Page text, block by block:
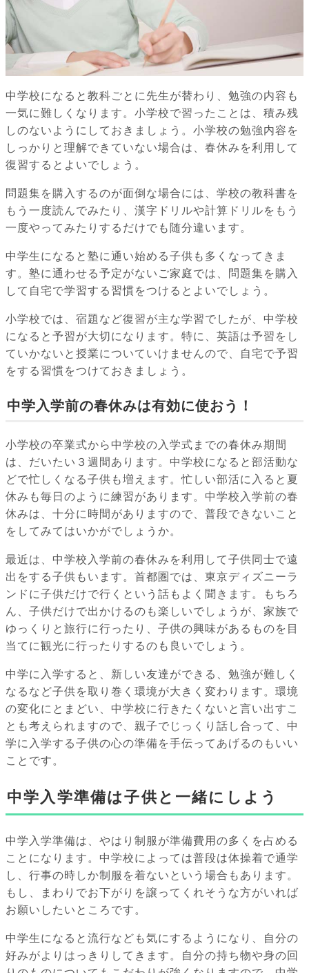
中学校になると教科ごとに先生が替わり、勉強の内容も
一気に難しくなります。小学校で習ったことは、積み残
しのないようにしておきましょう。小学校の勉強内容を
しっかりと理解できていない場合は、春休みを利用して
復習するとよいでしょう。
問題集を購入するのが面倒な場合には、学校の教科書を
もう一度読んでみたり、漢字ドリルや計算ドリルをもう
一度やってみたりするだけでも随分違います。
中学生になると塾に通い始める子供も多くなってきま
す。塾に通わせる予定がないご家庭では、問題集を購入
して自宅で学習する習慣をつけるとよいでしょう。
小学校では、宿題など復習が主な学習でしたが、中学校
になると予習が大切になります。特に、英語は予習をし
ていかないと授業についていけませんので、自宅で予習
をする習慣をつけておきましょう。
中学入学前の春休みは有効に使おう！
小学校の卒業式から中学校の入学式までの春休み期間
は、だいたい３週間あります。中学校になると部活動な
どで忙しくなる子供も増えます。忙しい部活に入ると夏
休みも毎日のように練習があります。中学校入学前の春
休みは、十分に時間がありますので、普段できないこと
をしてみてはいかがでしょうか。
最近は、中学校入学前の春休みを利用して子供同士で遠
出をする子供もいます。首都圏では、東京ディズニーラ
ンドに子供だけで行くという話もよく聞きます。もちろ
ん、子供だけで出かけるのも楽しいでしょうが、家族で
ゆっくりと旅行に行ったり、子供の興味があるものを目
当てに観光に行ったりするのも良いでしょう。
中学に入学すると、新しい友達ができる、勉強が難しく
なるなど子供を取り巻く環境が大きく変わります。環境
の変化にとまどい、中学校に行きたくないと言い出すこ
とも考えられますので、親子でじっくり話し合って、中
学に入学する子供の心の準備を手伝ってあげるのもいい
ことです。
中学入学準備は子供と一緒にしよう
中学入学準備は、やはり制服が準備費用の多くを占める
ことになります。中学校によっては普段は体操着で通学
し、行事の時しか制服を着ないという場合もあります。
もし、まわりでお下がりを譲ってくれそうな方がいれば
お願いしたいところです。
中学生になると流行なども気にするようになり、自分の
好みがよりはっきりしてきます。自分の持ち物や身の回